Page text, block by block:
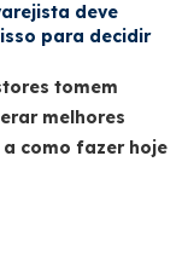
deve
para decidir
tomem
melhores
como fazer hoje